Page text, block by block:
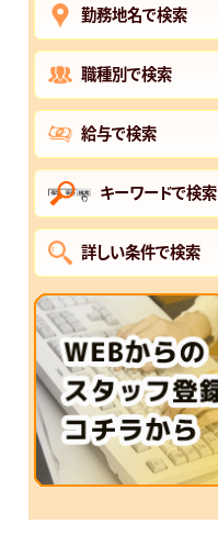
勤務地名で検索
職種別で検索
給与で検索
キーワードで検索
詳しい条件で検索